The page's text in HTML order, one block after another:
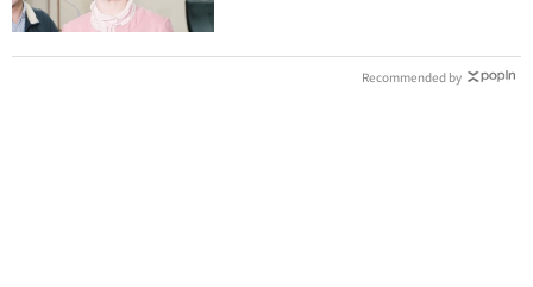
Recommended by